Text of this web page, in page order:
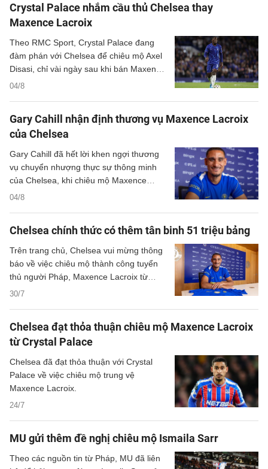
Crystal Palace nhắm cầu thủ Chelsea thay
Maxence Lacroix
04/8
Theo RMC Sport, Crystal Palace đang
đàm phán với Chelsea để chiêu mộ Axel
Disasi, chỉ vài ngày sau khi bán Maxence
Lacroix cho The Blues.
Gary Cahill nhận định thương vụ Maxence Lacroix
của Chelsea
04/8
Gary Cahill đã hết lời khen ngợi thương
vụ chuyển nhượng thực sự thông minh
của Chelsea, khi chiêu mộ Maxence
Lacroix của Crystal Palace.
Chelsea chính thức có thêm tân binh 51 triệu bảng
30/7
Trên trang chủ, Chelsea vui mừng thông
báo về việc chiêu mộ thành công tuyển
thủ người Pháp, Maxence Lacroix từ
Crystal Palace.
Chelsea đạt thỏa thuận chiêu mộ Maxence Lacroix
từ Crystal Palace
24/7
Chelsea đã đạt thỏa thuận với Crystal
Palace về việc chiêu mộ trung vệ
Maxence Lacroix.
MU gửi thêm đề nghị chiêu mộ Ismaila Sarr
Theo các nguồn tin từ Pháp, MU đã liên